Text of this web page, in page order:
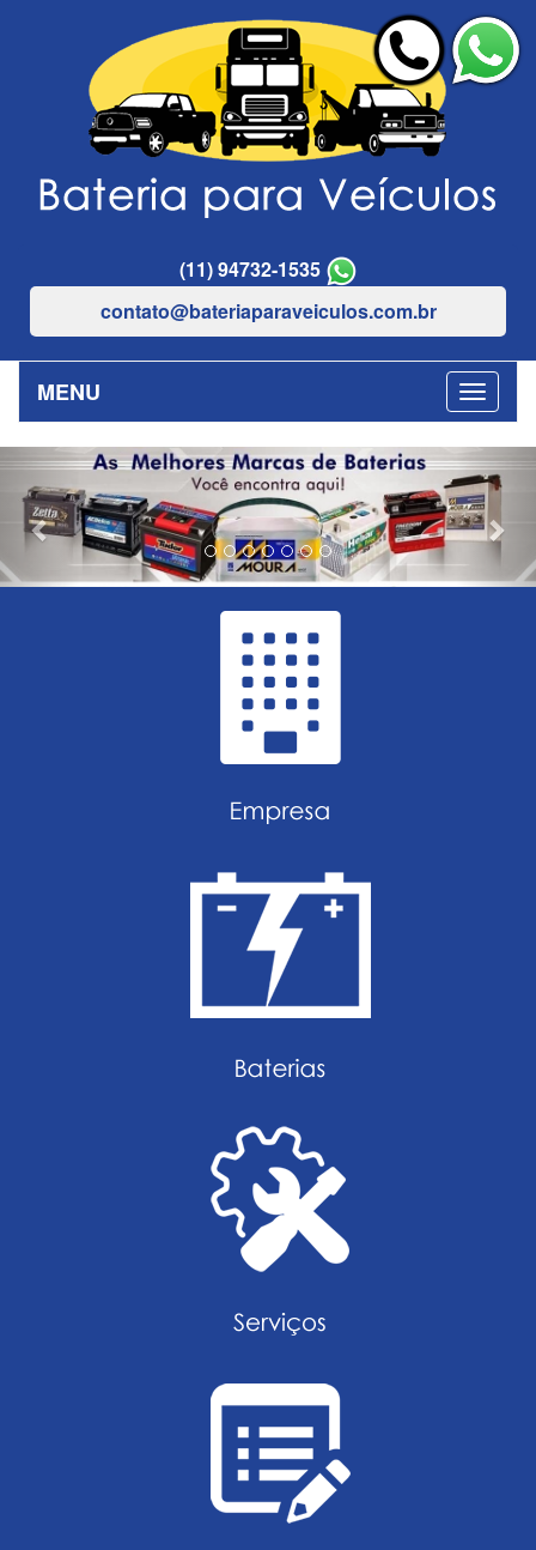
(11) 94732-1535
contato@bateriaparaveiculos.com.br
MENU
Previous